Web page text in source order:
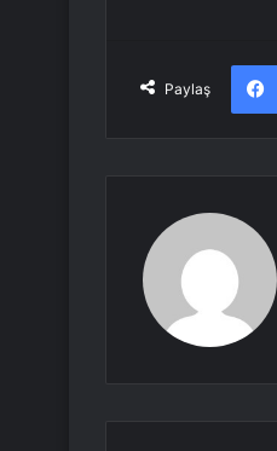
Paylaş